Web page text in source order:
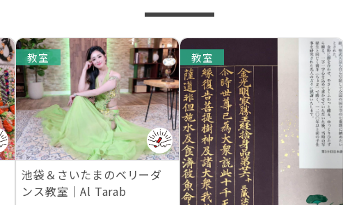
教室
池袋＆さいたまのベリーダ
ンス教室｜Al Tarab
教室